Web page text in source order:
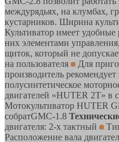
междурядьях, на клумбах,
кустарников. Ширина
Культиватор имеет
них элементами
щиток, который не
на пользователя
Для
производитель
полусинтетическое
двигателей «HUTER 2T» в
Мотокультиватор HUTER
собратGMC-1.8
двигателя: 2-х тактный
Расположение вала